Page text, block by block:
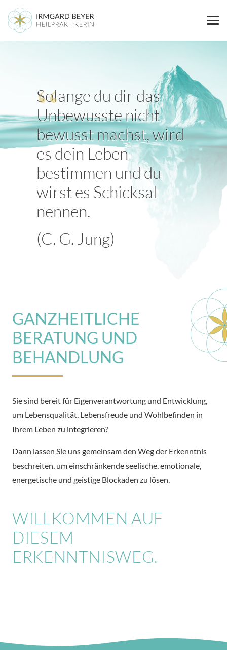
Solange du dir das
Unbewusste nicht
bewusst machst, wird
es dein Leben
bestimmen und du
wirst es Schicksal
nennen.
(C. G. Jung)
GANZHEITLICHE
BERATUNG UND
BEHANDLUNG
Sie sind bereit für Eigenverantwortung und Entwicklung,
um Lebensqualität, Lebensfreude und Wohlbefinden in
Ihrem Leben zu integrieren?
Dann lassen Sie uns gemeinsam den Weg der Erkenntnis
beschreiten, um einschränkende seelische, emotionale,
energetische und geistige Blockaden zu lösen.
WILLKOMMEN AUF
DIESEM
ERKENNTNISWEG.